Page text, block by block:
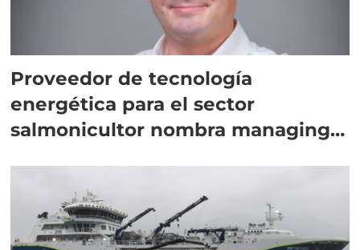
Proveedor de tecnología
energética para el sector
salmonicultor nombra managing